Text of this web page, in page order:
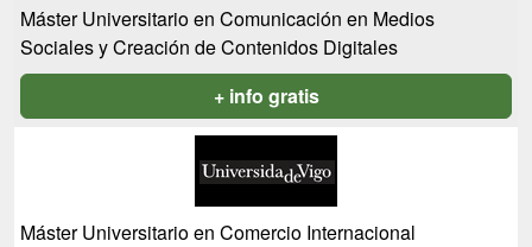
Máster Universitario en Comunicación en Medios
Sociales y Creación de Contenidos Digitales
+ info gratis
Máster Universitario en Comercio Internacional